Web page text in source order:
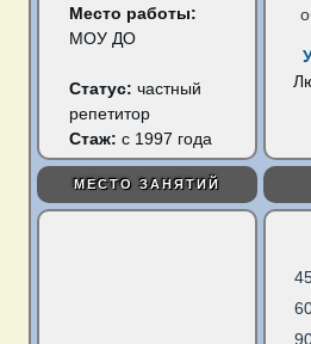
Место работы:
МОУ ДО
Статус:частный
репетитор
Стаж: с 1997 года
МЕСТО ЗАНЯТИЙ